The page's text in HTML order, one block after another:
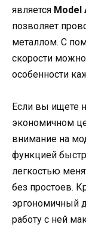
является Model
позволяет
металлом. С
скорости
особенности
Если вы ищете
экономичном
внимание на
функцией
легкостью
без простоев.
эргономичный
работу с ней